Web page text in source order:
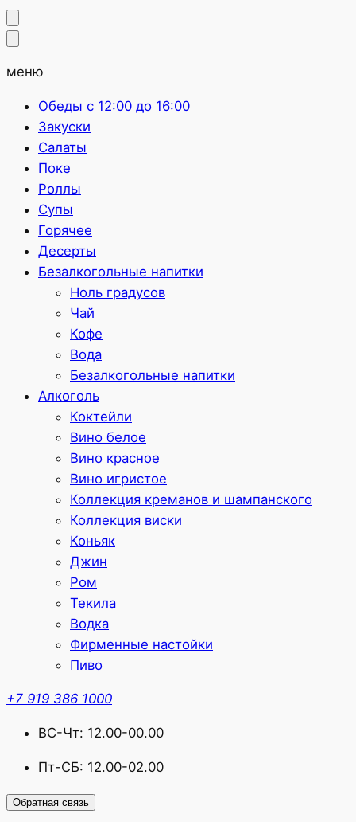
меню
Обеды с 12:00 до 16:00
Закуски
Салаты
Поке
Роллы
Супы
Горячее
Десерты
Безалкогольные напитки
Ноль градусов
Чай
Кофе
Вода
Безалкогольные напитки
Алкоголь
Коктейли
Вино белое
Вино красное
Вино игристое
Коллекция креманов и шампанского
Коллекция виски
Коньяк
Джин
Ром
Текила
Водка
Фирменные настойки
Пиво
+7 919 386 1000
ВС-Чт: 12.00-00.00
Пт-СБ: 12.00-02.00
Обратная связь